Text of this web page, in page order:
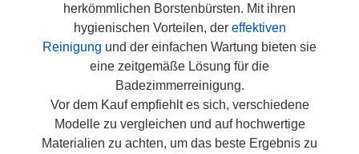
herkömmlichen Borstenbürsten. Mit ihren
hygienischen Vorteilen, der effektiven
Reinigung und der einfachen Wartung bieten sie
eine zeitgemäße Lösung für die
Badezimmerreinigung.
Vor dem Kauf empfiehlt es sich, verschiedene
Modelle zu vergleichen und auf hochwertige
Materialien zu achten, um das beste Ergebnis zu